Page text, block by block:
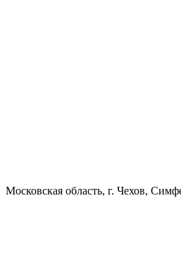
Московская область, г. Чехов,